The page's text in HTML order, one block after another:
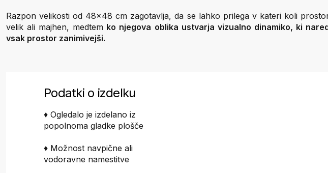
Razpon velikosti od 48x48 cm zagotavlja, da se lahko prilega v kateri koli
velik ali majhen, medtem ko njegova oblika ustvarja vizualno dinamiko, ki
vsak prostor zanimivejši.
Podatki o izdelku
♦ Ogledalo je izdelano iz
popolnoma gladke plošče
♦ Možnost navpične ali
vodoravne namestitve